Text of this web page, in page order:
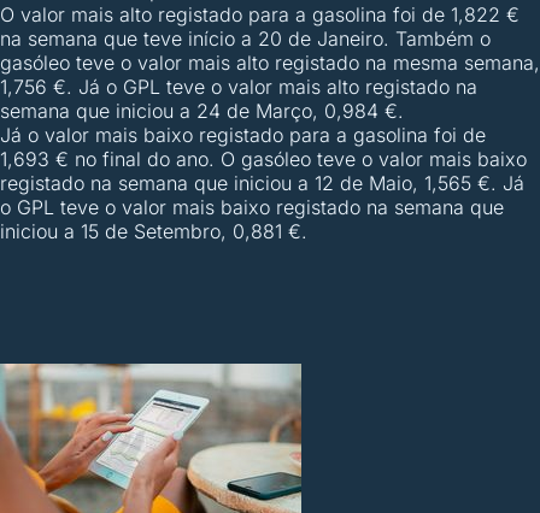
O valor mais alto registado para a gasolina foi de 1,822 €
na semana que teve início a 20 de Janeiro. Também o
gasóleo teve o valor mais alto registado na mesma semana,
1,756 €. Já o GPL teve o valor mais alto registado na
semana que iniciou a 24 de Março, 0,984 €.
Já o valor mais baixo registado para a gasolina foi de
1,693 € no final do ano. O gasóleo teve o valor mais baixo
registado na semana que iniciou a 12 de Maio, 1,565 €. Já
o GPL teve o valor mais baixo registado na semana que
iniciou a 15 de Setembro, 0,881 €.